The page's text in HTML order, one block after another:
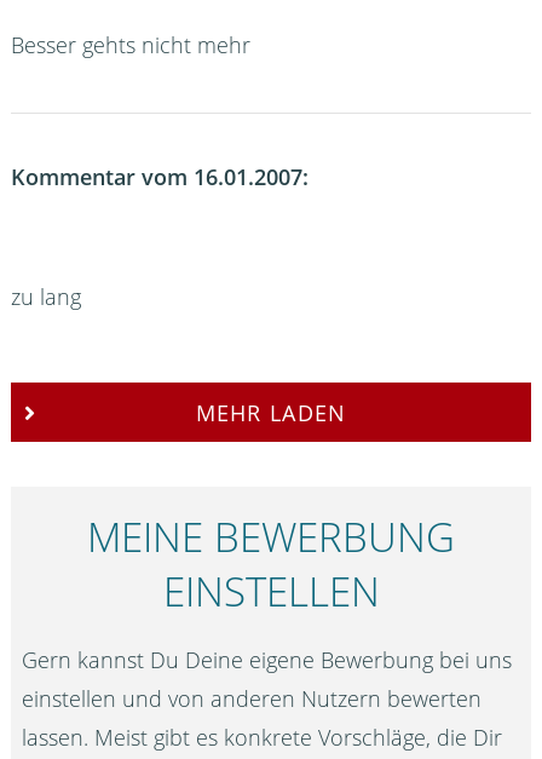
Besser gehts nicht mehr
Kommentar vom 16.01.2007:
zu lang
MEHR LADEN
MEINE BEWERBUNG
EINSTELLEN
Gern kannst Du Deine eigene Bewerbung bei uns
einstellen und von anderen Nutzern bewerten
lassen. Meist gibt es konkrete Vorschläge, die Dir